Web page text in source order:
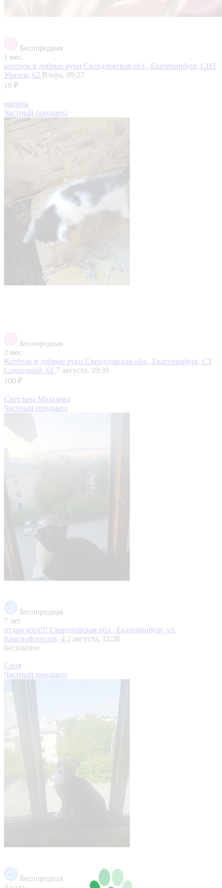
Беспородная
1 мес.
котенок в добрые руки Свердловская обл., Екатеринбург, СНТ
Уралец, 62 Вчера, 09:27
10 ₽
милана
Частный продавец
Беспородная
2 мес.
Котёнок в добрые руки Свердловская обл., Екатеринбург, СТ
Совхозный, 61 7 августа, 19:39
100 ₽
Светлана Малахова
Частный продавец
Беспородная
7 лет
отдам кота!!! Свердловская обл., Екатеринбург, ул.
Краснофлотцев, 4 2 августа, 12:38
Бесплатно
Соня
Частный продавец
Беспородная